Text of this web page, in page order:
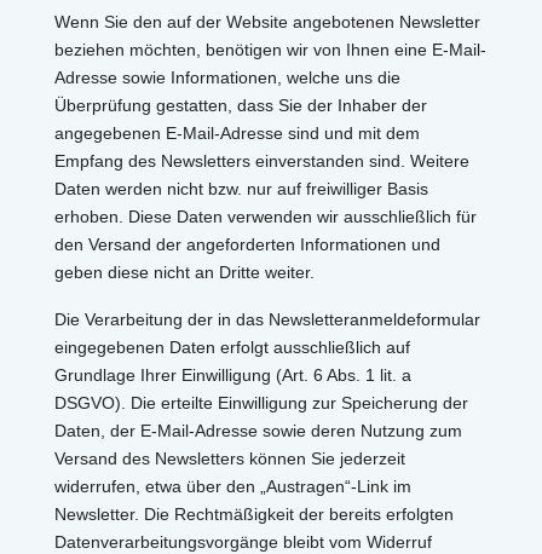
Wenn Sie den auf der Website angebotenen Newsletter
beziehen möchten, benötigen wir von Ihnen eine E-Mail-
Adresse sowie Informationen, welche uns die
Überprüfung gestatten, dass Sie der Inhaber der
angegebenen E-Mail-Adresse sind und mit dem
Empfang des Newsletters einverstanden sind. Weitere
Daten werden nicht bzw. nur auf freiwilliger Basis
erhoben. Diese Daten verwenden wir ausschließlich für
den Versand der angeforderten Informationen und
geben diese nicht an Dritte weiter.
Die Verarbeitung der in das Newsletteranmeldeformular
eingegebenen Daten erfolgt ausschließlich auf
Grundlage Ihrer Einwilligung (Art. 6 Abs. 1 lit. a
DSGVO). Die erteilte Einwilligung zur Speicherung der
Daten, der E-Mail-Adresse sowie deren Nutzung zum
Versand des Newsletters können Sie jederzeit
widerrufen, etwa über den „Austragen“-Link im
Newsletter. Die Rechtmäßigkeit der bereits erfolgten
Datenverarbeitungsvorgänge bleibt vom Widerruf